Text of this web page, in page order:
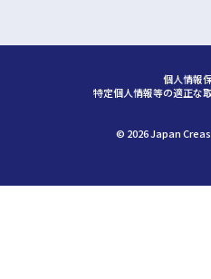
個人情報
特定個人情報等の適正な
©︎ 2026 Japan